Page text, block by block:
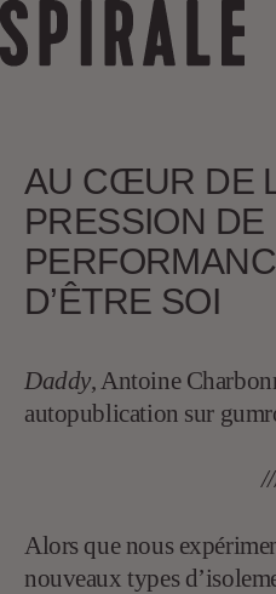
AU CŒUR DE
PRESSION DE
D’ÊTRE SOI
Daddy, Antoine
autopublication sur
Alors que nous
nouveaux types